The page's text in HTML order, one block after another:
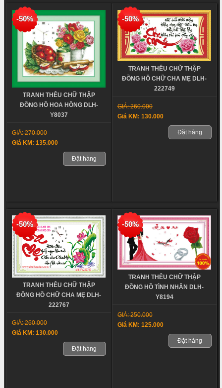
-50%
TRANH THÊU CHỮ THẬP
ĐỒNG HỒ HOA HỒNG DLH-
Y8037
GIÁ: 270.000
Giá KM: 135.000
Đặt hàng
-50%
TRANH THÊU CHỮ THẬP
ĐỒNG HỒ CHỮ CHA MẸ DLH-
222749
GIÁ: 260.000
Giá KM: 130.000
Đặt hàng
-50%
TRANH THÊU CHỮ THẬP
ĐỒNG HỒ CHỮ CHA MẸ DLH-
222767
GIÁ: 260.000
Giá KM: 130.000
Đặt hàng
-50%
TRANH THÊU CHỮ THẬP
ĐỒNG HỒ TÌNH NHÂN DLH-
Y8194
GIÁ: 250.000
Giá KM: 125.000
Đặt hàng